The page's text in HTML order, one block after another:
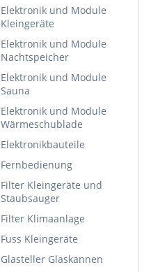
Elektronik und Module
Kleingeräte
Elektronik und Module
Nachtspeicher
Elektronik und Module
Sauna
Elektronik und Module
Wärmeschublade
Elektronikbauteile
Fernbedienung
Filter Kleingeräte und
Staubsauger
Filter Klimaanlage
Fuss Kleingeräte
Glasteller Glaskannen